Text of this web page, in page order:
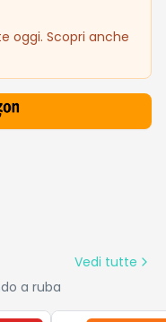
oggi. Scopri anche
Vedi tutte
a ruba